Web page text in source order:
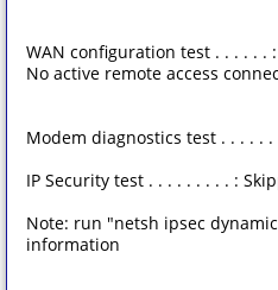
WAN configuration test . . . . . .
No active remote access
Modem diagnostics test . . . . . .
IP Security test . . . . . . . . . :
Note: run "netsh ipsec
information